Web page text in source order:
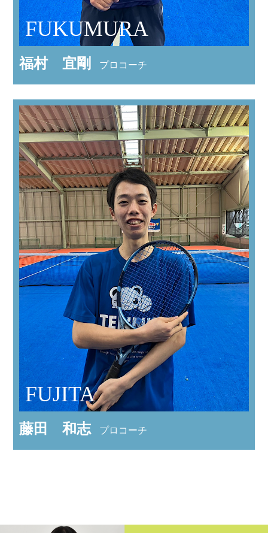
FUKUMURA
福村 宜剛 プロコーチ
FUJITA
藤田 和志 プロコーチ